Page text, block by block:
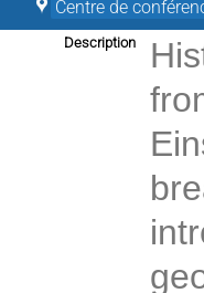
Centre de
Description